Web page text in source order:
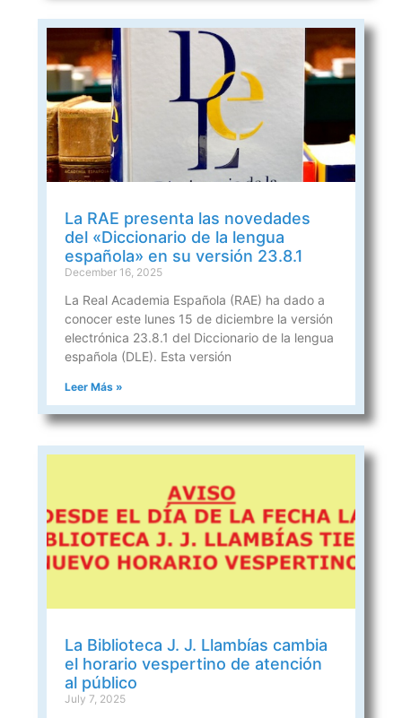
La RAE presenta las novedades
del «Diccionario de la lengua
española» en su versión 23.8.1
December 16, 2025
La Real Academia Española (RAE) ha dado a
conocer este lunes 15 de diciembre la versión
electrónica 23.8.1 del Diccionario de la lengua
española (DLE). Esta versión
Leer Más »
La Biblioteca J. J. Llambías cambia
el horario vespertino de atención
al público
July 7, 2025